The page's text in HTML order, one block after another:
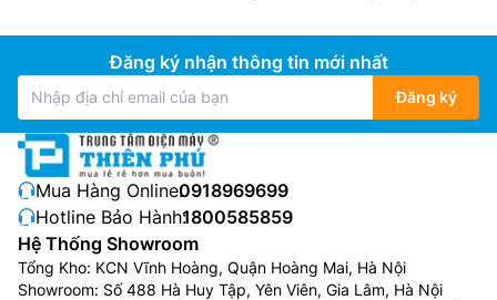
Đăng ký nhận thông tin mới nhất
Đăng ký
Mua Hàng Online:0918969699
Hotline Bảo Hành:1800585859
Hệ Thống Showroom
Tổng Kho: KCN Vĩnh Hoàng, Quận Hoàng Mai, Hà Nội
Showroom: Số 488 Hà Huy Tập, Yên Viên, Gia Lâm, Hà Nội